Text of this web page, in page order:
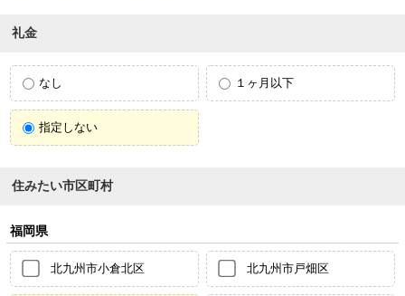
礼金
なし １ヶ月以下
指定しない
住みたい市区町村
福岡県
北九州市小倉北区 北九州市戸畑区